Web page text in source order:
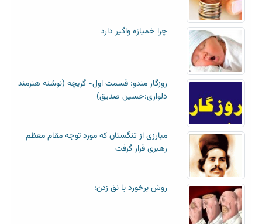
چرا خمیازه واگیر دارد
روزگار مندو: قسمت اول- گریچه (نوشته هنرمند
دلواری:حسین صدیق)
مبارزی از تنگستان که مورد توجه مقام معظم
رهبری قرار گرفت
روش برخورد با نق زدن: